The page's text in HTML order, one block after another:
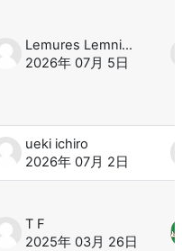
Lemures Lemniscati
2026年 07月 5日
ueki ichiro
2026年 07月 2日
T F
2025年 03月 26日